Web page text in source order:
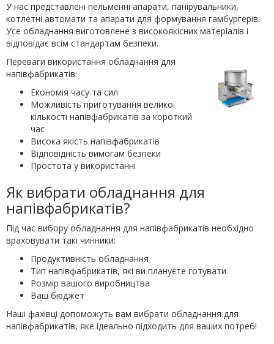
У нас представлені пельменні апарати, панірувальники,
котлетні автомати та апарати для формування гамбургерів.
Усе обладнання виготовлене з високоякісних матеріалів і
відповідає всім стандартам безпеки.
Переваги використання обладнання для
напівфабрикатів:
Економія часу та сил
Можливість приготування великої
кількості напівфабрикатів за короткий
час
Висока якість напівфабрикатів
Відповідність вимогам безпеки
Простота у використанні
Як вибрати обладнання для
напівфабрикатів?
Під час вибору обладнання для напівфабрикатів необхідно
враховувати такі чинники:
Продуктивність обладнання
Тип напівфабрикатів, які ви плануєте готувати
Розмір вашого виробництва
Ваш бюджет
Наші фахівці допоможуть вам вибрати обладнання для
напівфабрикатів, яке ідеально підходить для ваших потреб!